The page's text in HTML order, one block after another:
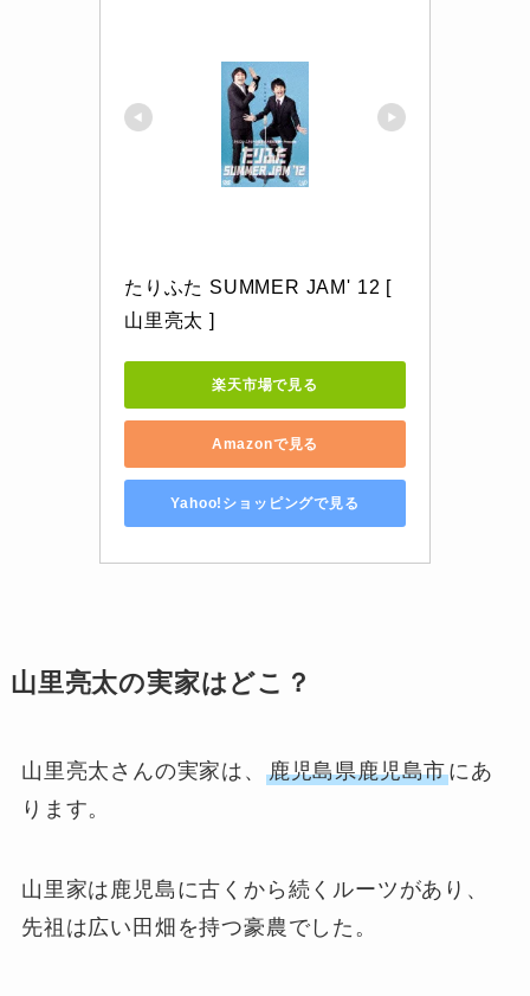
たりふた SUMMER JAM' 12 [
山里亮太 ]
楽天市場で見る
Amazonで見る
Yahoo!ショッピングで見る
山里亮太の実家はどこ？
山里亮太さんの実家は、 鹿児島県鹿児島市にあ
ります。
山里家は鹿児島に古くから続くルーツがあり、
先祖は広い田畑を持つ豪農でした。